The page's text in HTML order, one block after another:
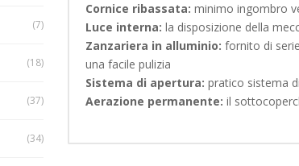
(7)
(18)
(37)
(34)
Cornice ribassata: minimo ingombro
Luce interna: la disposizione della
Zanzariera in alluminio: fornito di
una facile pulizia
Sistema di apertura: pratico sistema
Aerazione permanente: il